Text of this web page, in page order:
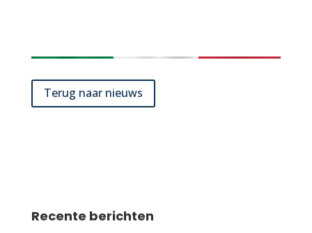
Terug naar nieuws
Recente berichten